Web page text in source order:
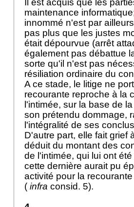
Il est acquis que les
maintenance
innommé n'est par
pas plus que les justes
était dépourvue (arrêt
également pas débattue
sorte qu'il n'est pas
résiliation ordinaire du
A ce stade, le litige ne
recourante reproche à la
l'intimée, sur la base de
son prétendu dommage,
l'intégralité de ses
D'autre part, elle fait grief
déduit du montant des
de l'intimée, qui lui ont
cette dernière aurait pu
activité pour la
( infra consid. 5).